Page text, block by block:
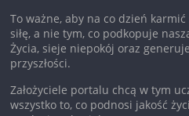
To ważne, aby na co dzień
siłę, a nie tym, co podkopuje
Życia, sieje niepokój oraz
przyszłości.
Założyciele portalu chcą w tym
wszystko to, co podnosi jakość